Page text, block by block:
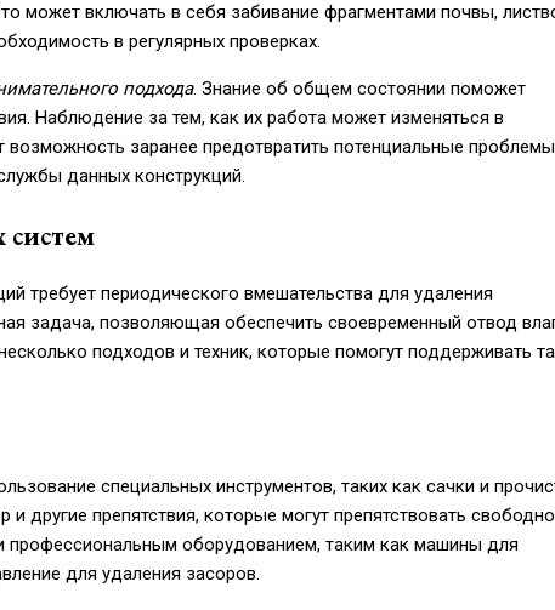
может включать в себя забивание фрагментами почвы,
в регулярных проверках.
подхода. Знание об общем состоянии поможет
Наблюдение за тем, как их работа может изменяться в
заранее предотвратить потенциальные
данных конструкций.
требует периодического вмешательства для удаления
задача, позволяющая обеспечить своевременный отвод
подходов и техник, которые помогут поддерживать
специальных инструментов, таких как сачки и
другие препятствия, которые могут препятствовать
оборудованием, таким как машины для
для удаления засоров.